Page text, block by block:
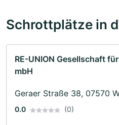
Schrottplätze in
RE-UNION Gesellschaft
mbH
Geraer Straße 38, 07570
0.0 (0)